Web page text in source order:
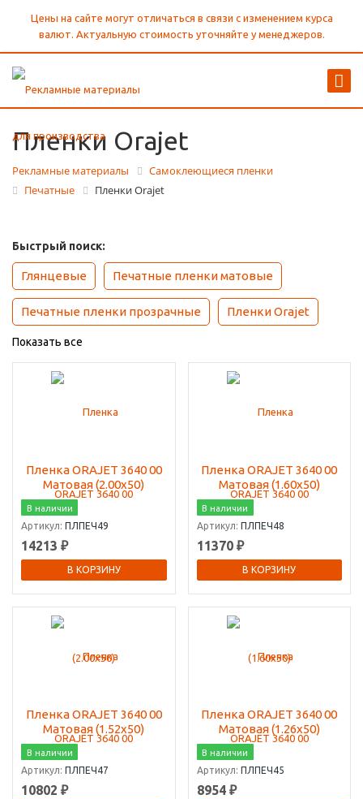
Цены на сайте могут отличаться в связи с изменением курса
валют. Актуальную стоимость уточняйте у менеджеров.
Пленки Оrajet
Рекламные материалы
Самоклеющиеся пленки
Печатные
Пленки Оrajet
Быстрый поиск:
Глянцевые Печатные пленки матовые
Печатные пленки прозрачные Пленки Оrajet
Показать все
Пленка ORAJET 3640 00
Матовая (2.00х50)
В наличии
Артикул: ПЛПЕЧ49
14213 ₽
В КОРЗИНУ
Пленка ORAJET 3640 00
Матовая (1.60х50)
В наличии
Артикул: ПЛПЕЧ48
11370 ₽
В КОРЗИНУ
Пленка ORAJET 3640 00
Матовая (1.52х50)
В наличии
Артикул: ПЛПЕЧ47
10802 ₽
Пленка ORAJET 3640 00
Матовая (1.26х50)
В наличии
Артикул: ПЛПЕЧ45
8954 ₽